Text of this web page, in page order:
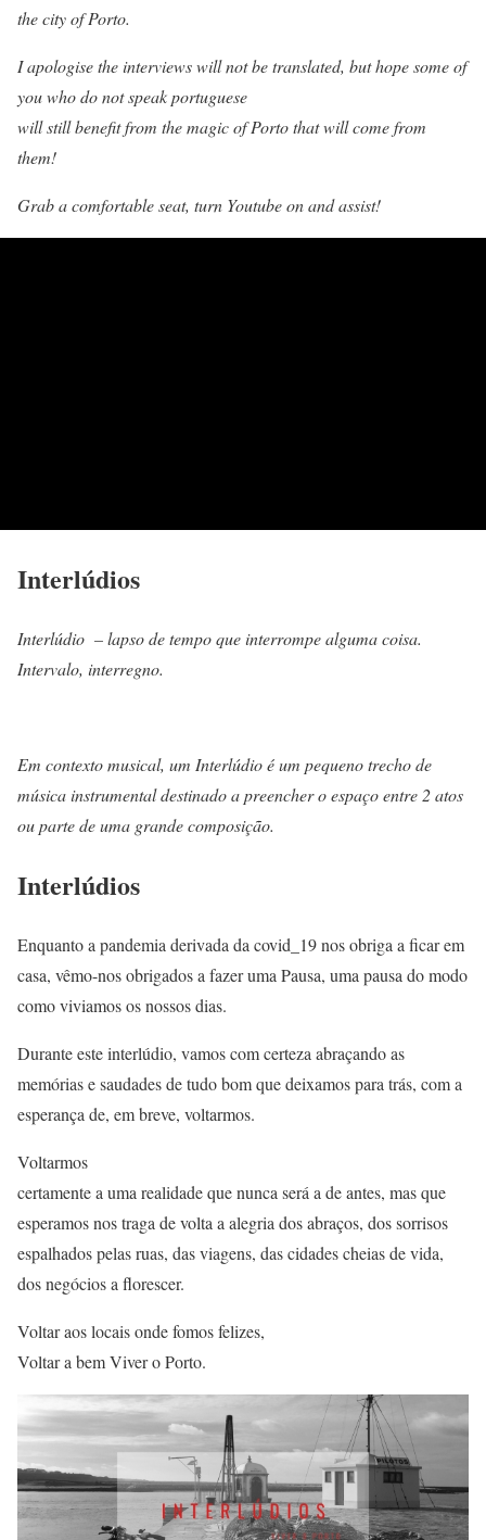
the city of Porto.
I apologise the interviews will not be translated, but hope some of
you who do not speak portuguese
will still benefit from the magic of Porto that will come from
them!
Grab a comfortable seat, turn Youtube on and assist!
Interlúdios
Interlúdio – lapso de tempo que interrompe alguma coisa.
Intervalo, interregno.
Em contexto musical, um Interlúdio é um pequeno trecho de
música instrumental destinado a preencher o espaço entre 2 atos
ou parte de uma grande composição.
Interlúdios
Enquanto a pandemia derivada da covid_19 nos obriga a ficar em
casa, vêmo-nos obrigados a fazer uma Pausa, uma pausa do modo
como viviamos os nossos dias.
Durante este interlúdio, vamos com certeza abraçando as
memórias e saudades de tudo bom que deixamos para trás, com a
esperança de, em breve, voltarmos.
Voltarmos
certamente a uma realidade que nunca será a de antes, mas que
esperamos nos traga de volta a alegria dos abraços, dos sorrisos
espalhados pelas ruas, das viagens, das cidades cheias de vida,
dos negócios a florescer.
Voltar aos locais onde fomos felizes,
Voltar a bem Viver o Porto.